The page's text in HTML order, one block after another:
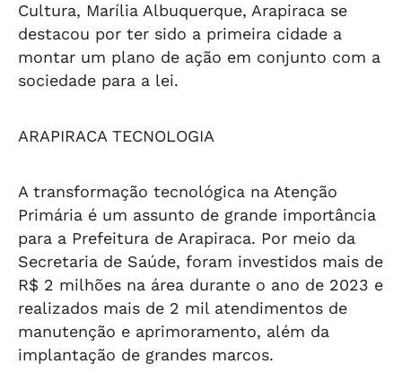
Cultura, Marília Albuquerque, Arapiraca se
destacou por ter sido a primeira cidade a
montar um plano de ação em conjunto com a
sociedade para a lei.
ARAPIRACA TECNOLOGIA
A transformação tecnológica na Atenção
Primária é um assunto de grande importância
para a Prefeitura de Arapiraca. Por meio da
Secretaria de Saúde, foram investidos mais de
R$ 2 milhões na área durante o ano de 2023 e
realizados mais de 2 mil atendimentos de
manutenção e aprimoramento, além da
implantação de grandes marcos.